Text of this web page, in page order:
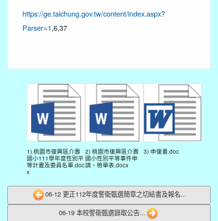
https://ge.taichung.gov.tw/content/index.aspx?
Parser=1,6,37
1) 桃園市復興區介壽
國小111學年度性別平
等計畫及委員名單.doc
x
2) 桃園市復興區介壽
國小性別平等事件申
請、檢舉表.docx
3) 申復書.doc
06-12 更正112年度警衛甄選簡章之切結書及報名...
06-19 本校警衛甄選錄取公告...